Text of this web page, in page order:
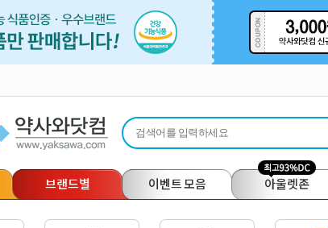
브랜드별 이벤트 모음 아울렛존